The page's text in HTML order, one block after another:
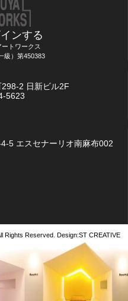
ンする
トワークス
級）第450383
2 日新ビル2F
5623
5 エスセナーリオ南麻布002
Rights Reserved. Design:ST CREATIVE